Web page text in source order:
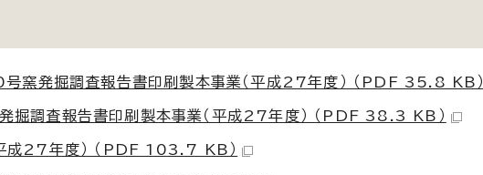
窯発掘調査報告書印刷製本事業（平成27年度） （PDF 35.8 KB）
掘調査報告書印刷製本事業（平成27年度） （PDF 38.3 KB）
成27年度） （PDF 103.7 KB）